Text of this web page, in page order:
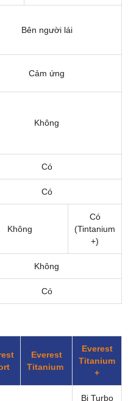
Bên người lái
Cảm ứng
Không
Có
Có
Không
Có
(Tintanium
+)
Không
Có
Everest
Titanium
Everest
Titanium
+
Bi Turbo